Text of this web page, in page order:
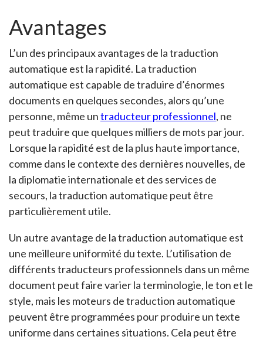
Avantages
L’un des principaux avantages de la traduction
automatique est la rapidité. La traduction
automatique est capable de traduire d’énormes
documents en quelques secondes, alors qu’une
personne, même untraducteur professionnel, ne
peut traduire que quelques milliers de mots par jour.
Lorsque la rapidité est de la plus haute importance,
comme dans le contexte des dernières nouvelles, de
la diplomatie internationale et des services de
secours, la traduction automatique peut être
particulièrement utile.
Un autre avantage de la traduction automatique est
une meilleure uniformité du texte. L’utilisation de
différents traducteurs professionnels dans un même
document peut faire varier la terminologie, le ton et le
style, mais les moteurs de traduction automatique
peuvent être programmées pour produire un texte
uniforme dans certaines situations. Cela peut être